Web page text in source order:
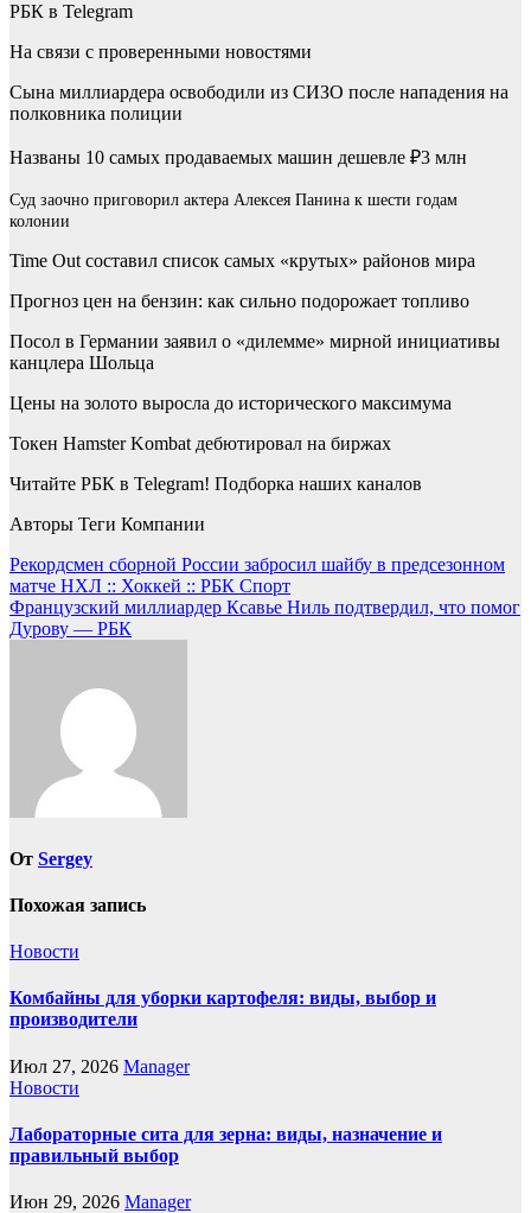
РБК в Telegram
На связи с проверенными новостями
Сына миллиардера освободили из СИЗО после нападения на
полковника полиции
Названы 10 самых продаваемых машин дешевле ₽3 млн
Суд заочно приговорил актера Алексея Панина к шести годам
колонии
Time Out составил список самых «крутых» районов мира
Прогноз цен на бензин: как сильно подорожает топливо
Посол в Германии заявил о «дилемме» мирной инициативы
канцлера Шольца
Цены на золото выросла до исторического максимума
Токен Hamster Kombat дебютировал на биржах
Читайте РБК в Telegram! Подборка наших каналов
Авторы Теги Компании
Навигация
по
записям
Рекордсмен сборной России забросил шайбу в предсезонном
матче НХЛ :: Хоккей :: РБК Спорт
Французский миллиардер Ксавье Ниль подтвердил, что помог
Дурову — РБК
От Sergey
Похожая запись
Новости
Комбайны для уборки картофеля: виды, выбор и
производители
Июл 27, 2026 Manager
Новости
Лабораторные сита для зерна: виды, назначение и
правильный выбор
Июн 29, 2026 Manager